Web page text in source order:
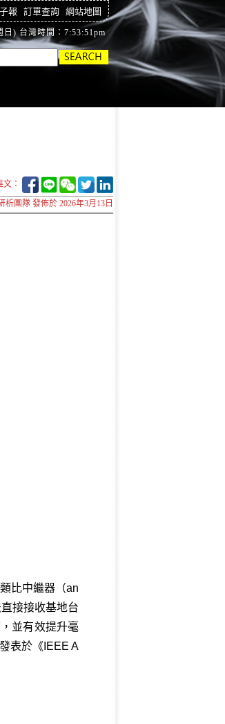
報 訂單查詢 網站地圖
日) 台灣時間：7:53:52pm
文：
團隊 發佈於 2026年3月13日
比中繼器（an
接接收基地台
並有效提升毫
表於《IEEE A